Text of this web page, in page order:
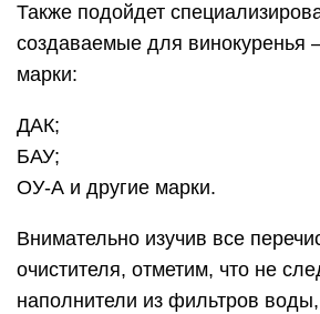
Также подойдет
создаваемые для винокуренья
марки:
ДАК;
БАУ;
ОУ-А и другие марки.
Внимательно изучив все
очистителя, отметим, что не
наполнители из фильтров